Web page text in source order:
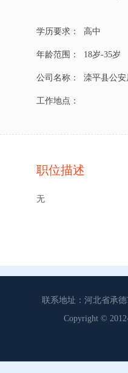
学历要求： 高中
年龄范围： 18岁-35岁
公司名称： 滦平县公安
工作地点：
职位描述
无
联系地址：河北省承
Copyright ©